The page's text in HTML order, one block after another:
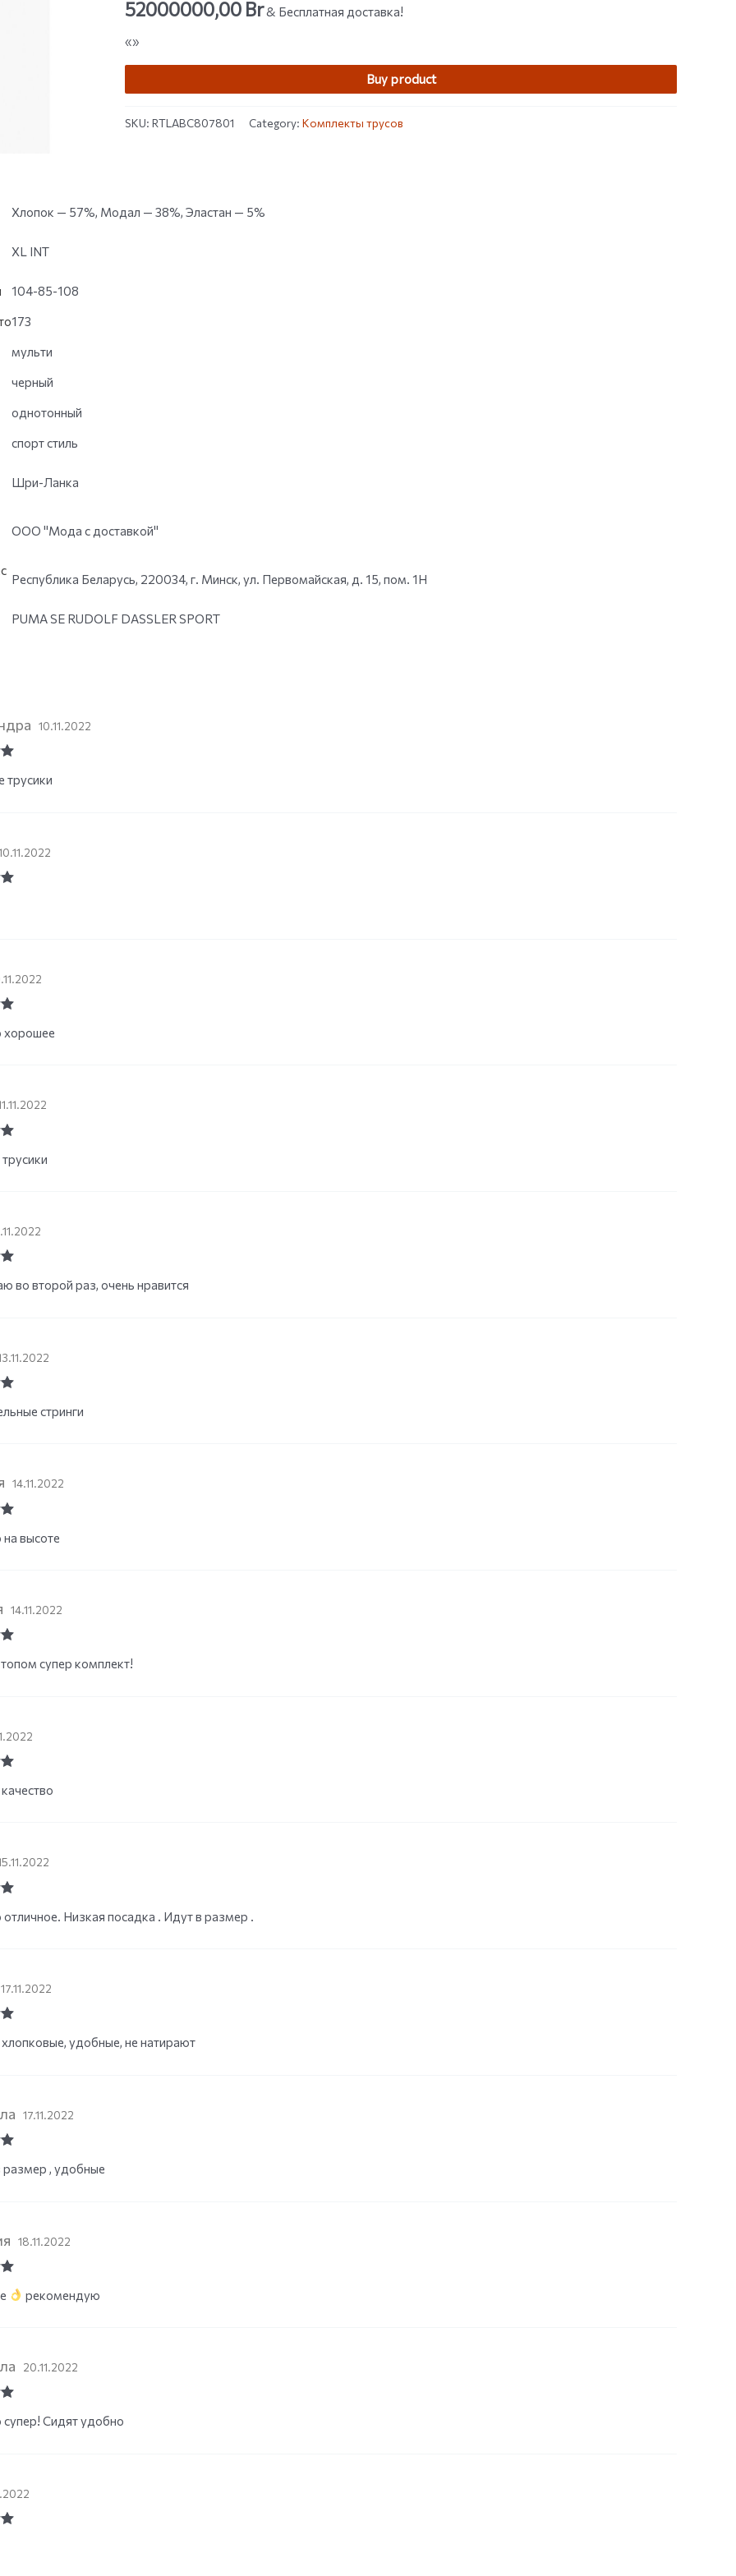
out of 5
based on
ratings
52000000,00 Br& Бесплатная доставка!
«»
Buy product
SKU: RTLABC807801 Category: Комплекты трусов
Хлопок — 57%, Модал — 38%, Эластан — 5%
XL INT
104-85-108
173
мульти
черный
однотонный
спорт стиль
Шри-Ланка
ООО "Мода с доставкой"
Республика Беларусь, 220034, г. Минск, ул. Первомайская, д. 15, пом. 1Н
PUMA SE RUDOLF DASSLER SPORT
10.11.2022
трусики
хорошее
во второй раз, очень нравится
стринги
14.11.2022
на высоте
14.11.2022
супер комплект!
отличное. Низкая посадка . Идут в размер .
17.11.2022
удобные, не натирают
17.11.2022
размер , удобные
18.11.2022
рекомендую
20.11.2022
супер! Сидят удобно